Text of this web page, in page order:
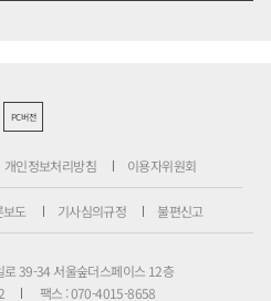
PC버전
개인정보처리방침 이용자위원회
보도 기사심의규정 불편신고
로 39-34 서울숲더스페이스 12층
팩스 : 070-4015-8658